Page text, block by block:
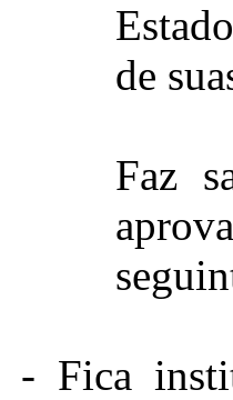
de
Faz
- Fica